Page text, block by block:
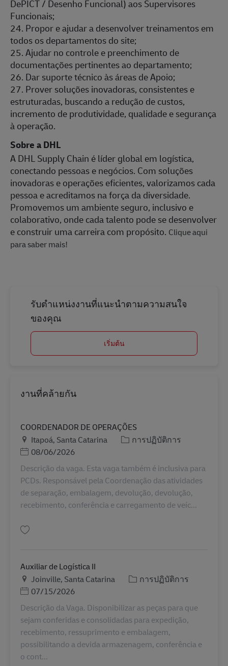
DePICT / Desenho Funcional) aos Supervisores
Funcionais;
24. Propor e ajudar a desenvolver treinamentos em
todos os departamentos do site;
25. Ajudar no controle e preenchimento de
documentações pertinentes ao departamento;
26. Dar suporte técnico às áreas de Apoio;
27. Prover soluções inovadoras, consistentes e
estruturadas, buscando a redução de custos,
incremento de produtividade, qualidade e segurança
à operação.
Sobre a DHL
A DHL Supply Chain é líder global em logística,
conectando pessoas e negócios. Com soluções
inovadoras e operações eficientes, valorizamos cada
pessoa e acreditamos na força da diversidade.
Promovemos um ambiente seguro, inclusivo e
colaborativo, onde cada talento pode se desenvolver
e construir uma carreira com propósito. Clique aqui
para saber mais!
รับตำแหน่งงานที่แนะนำตามความสนใจ
ของคุณ
เริ่มต้น
งานที่คล้ายกัน
COORDENADOR DE OPERAÇÕES
สถานที่
Itapoá, Santa Catarina หมวดหมู่
การปฏิบัติการ
Posted Date
08/06/2026
Descrição da vaga. Esta vaga também é inclusiva para
PCDs. Responsável pela Coordenação das atividades
de separação, embalagem, devolução, devolução,
recebimento, conferência e carregamento de veíc...
Auxiliar de Logística II
สถานที่
Joinville, Santa Catarina หมวดหมู่
การปฏิบัติการ
Posted Date
07/15/2026
Descrição da Vaga. Disponibilizar as peças para que
sejam conferidas e consolidadas para expedição,
recebimento, ressuprimento e embalagem,
possibilitando a devida armazenagem, conferência e
o cont...